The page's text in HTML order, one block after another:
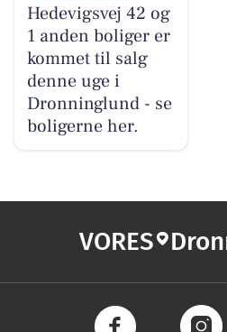
Hedevigsvej 42 og
1 anden boliger er
kommet til salg
denne uge i
Dronninglund - se
boligerne her.
VORES